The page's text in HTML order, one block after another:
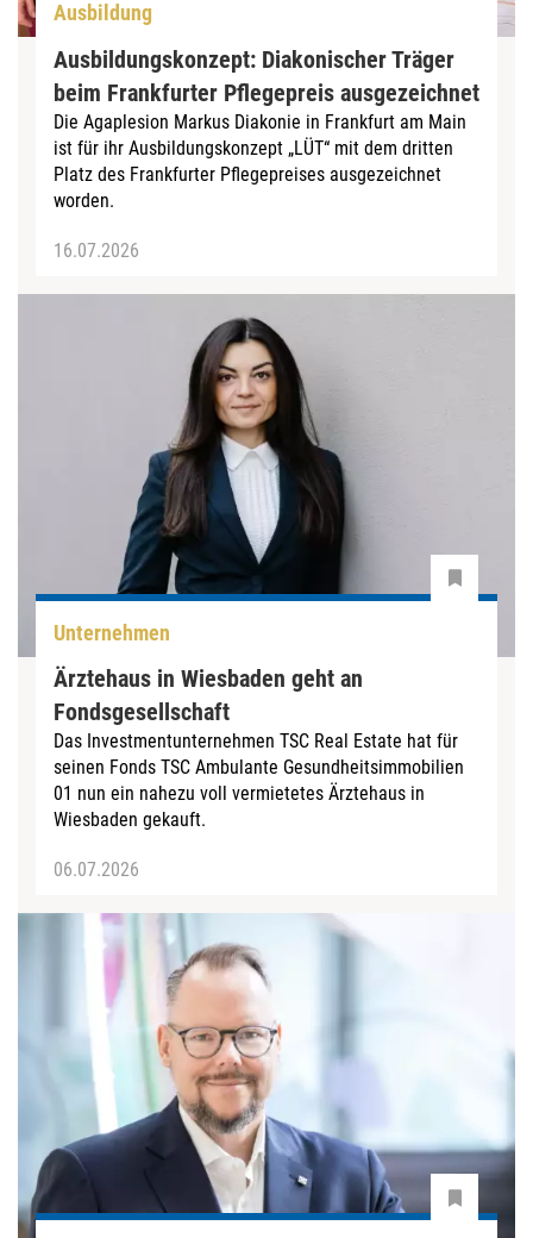
Ausbildung
Ausbildungskonzept: Diakonischer Träger
beim Frankfurter Pflegepreis ausgezeichnet
Die Agaplesion Markus Diakonie in Frankfurt am Main
ist für ihr Ausbildungskonzept „LÜT“ mit dem dritten
Platz des Frankfurter Pflegepreises ausgezeichnet
worden.
16.07.2026
Unternehmen
Ärztehaus in Wiesbaden geht an
Fondsgesellschaft
Das Investmentunternehmen TSC Real Estate hat für
seinen Fonds TSC Ambulante Gesundheitsimmobilien
01 nun ein nahezu voll vermietetes Ärztehaus in
Wiesbaden gekauft.
06.07.2026